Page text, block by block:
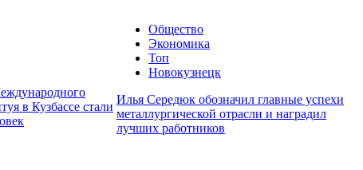
в Кузбассе стали
Общество
Экономика
Топ
Новокузнецк
Илья Середюк обозначил главные успехи
металлургической отрасли и наградил
лучших работников